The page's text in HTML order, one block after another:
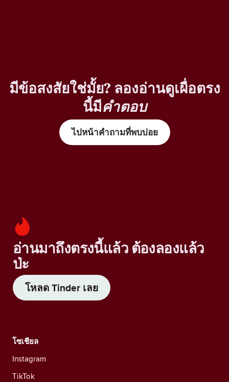
มีข้อสงสัยใช่มั้ย? ลองอ่านดูเผื่อตรง
นี้มีคำตอบ
ไปหน้าคำถามที่พบบ่อย
อ่านมาถึงตรงนี้แล้ว ต้องลองแล้ว
ป่ะ
โหลด Tinder เลย
โซเชียล
Instagram
TikTok